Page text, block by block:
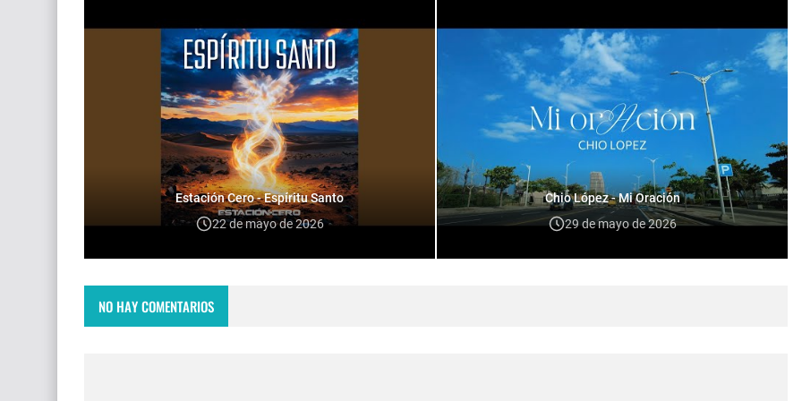
Estación Cero - Espíritu Santo
22 de mayo de 2026
Chio López - Mi Oración
29 de mayo de 2026
NO HAY COMENTARIOS